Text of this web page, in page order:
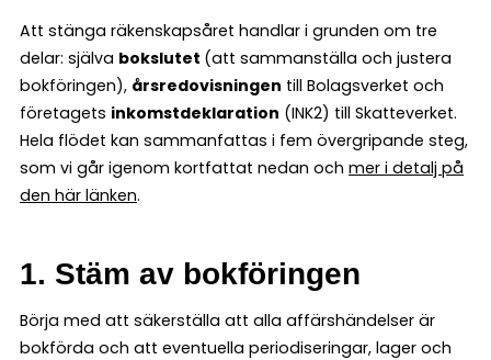
Att stänga räkenskapsåret handlar i grunden om tre
delar: själva bokslutet (att sammanställa och justera
bokföringen), årsredovisningen till Bolagsverket och
företagets inkomstdeklaration (INK2) till Skatteverket.
Hela flödet kan sammanfattas i fem övergripande steg,
som vi går igenom kortfattat nedan och mer i detalj på
den här länken.
1. Stäm av bokföringen
Börja med att säkerställa att alla affärshändelser är
bokförda och att eventuella periodiseringar, lager och